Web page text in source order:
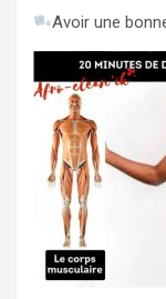
Avoir une